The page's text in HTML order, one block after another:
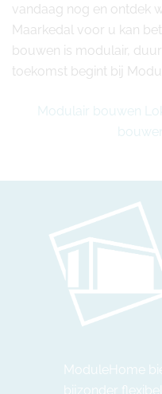
vandaag nog en ontdek
Maarkedal voor u kan
bouwen is modulair,
toekomst begint bij
Modulair bouwen
ModuleHome
bijzonder